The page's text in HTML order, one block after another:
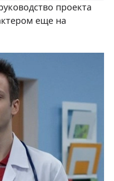
проекта
еще на